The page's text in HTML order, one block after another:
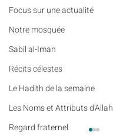
​​Focus sur une actualité
Notre mosquée
Sabil al-Iman
Récits célestes
Le Hadith de la semaine
Les Noms et Attributs d'Allah
Regard fraternel